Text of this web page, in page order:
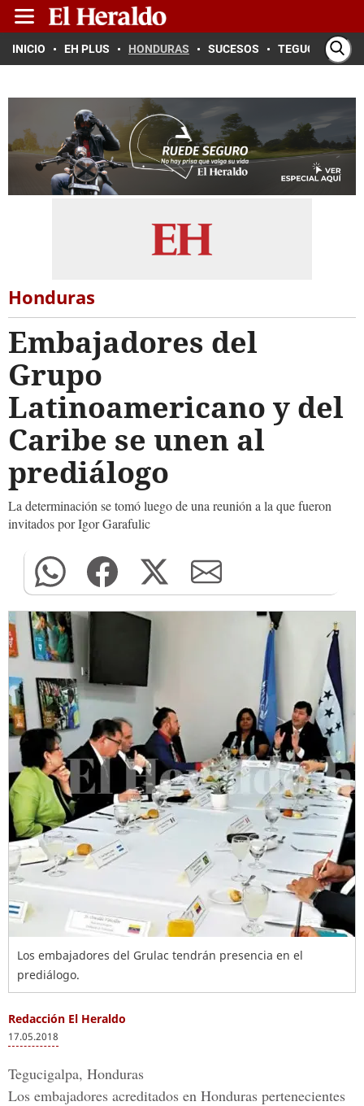
INICIO EH PLUS HONDURAS SUCESOS TEGUCIGALPA
Honduras
Embajadores del
Grupo
Latinoamericano y del
Caribe se unen al
prediálogo
La determinación se tomó luego de una reunión a la que fueron
invitados por Igor Garafulic
Los embajadores del Grulac tendrán presencia en el
prediálogo.
Redacción El Heraldo
17.05.2018
Tegucigalpa, Honduras
Los embajadores acreditados en Honduras pertenecientes